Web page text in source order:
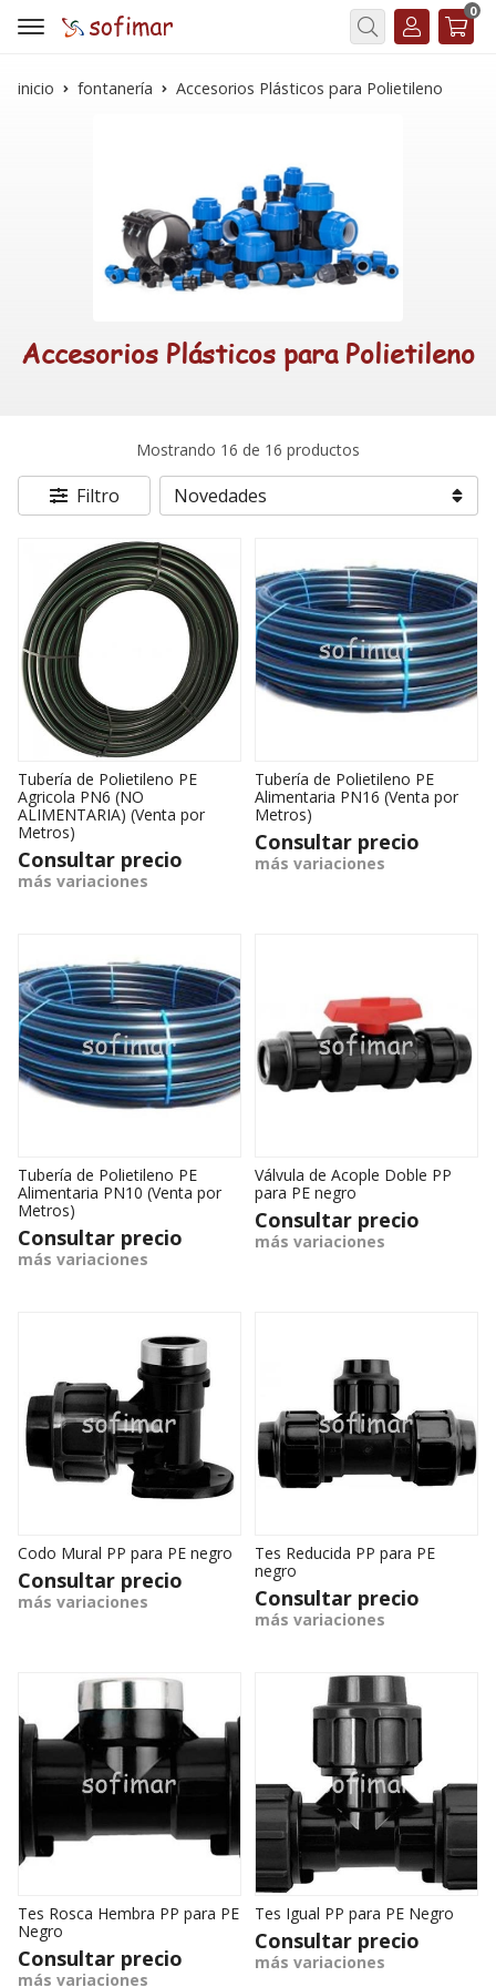
Buscar
0
inicio fontanería Accesorios Plásticos para Polietileno
Accesorios Plásticos para Polietileno
Mostrando 16 de 16 productos
Filtro
Tubería de Polietileno PE
Agricola PN6 (NO
ALIMENTARIA) (Venta por
Metros)
Consultar precio
más variaciones
Tubería de Polietileno PE
Alimentaria PN16 (Venta por
Metros)
Consultar precio
más variaciones
Tubería de Polietileno PE
Alimentaria PN10 (Venta por
Metros)
Consultar precio
más variaciones
Válvula de Acople Doble PP
para PE negro
Consultar precio
más variaciones
Codo Mural PP para PE negro
Consultar precio
más variaciones
Tes Reducida PP para PE
negro
Consultar precio
más variaciones
Tes Rosca Hembra PP para PE
Negro
Consultar precio
más variaciones
Tes Igual PP para PE Negro
Consultar precio
más variaciones